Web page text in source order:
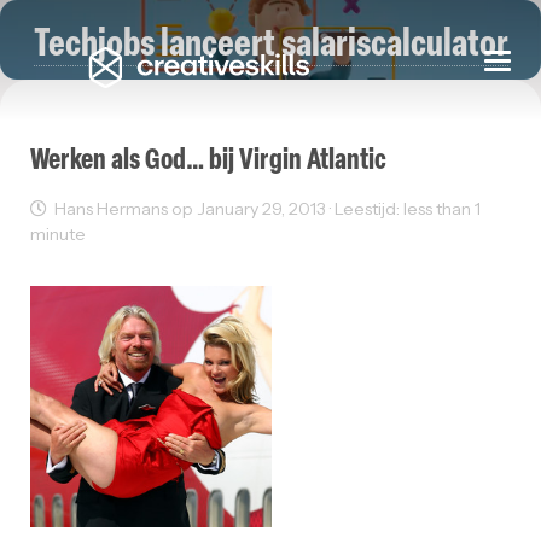
Techjobs lanceert salariscalculator
Werken als God… bij Virgin Atlantic
Hans Hermans op January 29, 2013 · Leestijd: less than 1
minute